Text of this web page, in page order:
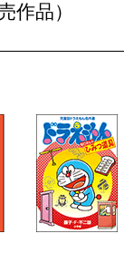
作品）